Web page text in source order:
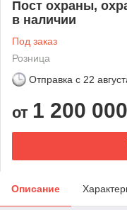
Пост охраны,
в наличии
Под заказ
Розница
Отправка с 22
от 1 200 000
Описание